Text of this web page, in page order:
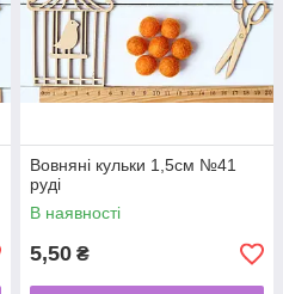
Вовняні кульки 1,5см №41
руді
В наявності
5,50 ₴